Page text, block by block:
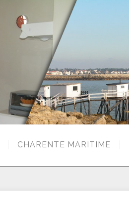
CHARENTE MARITIME